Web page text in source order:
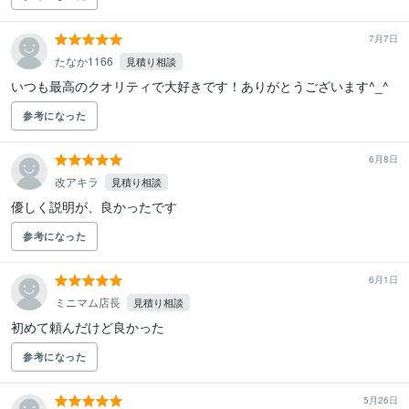
7月7日
たなか1166 見積り相談
いつも最高のクオリティで大好きです！ありがとうございます^_^
参考になった
6月8日
改アキラ 見積り相談
優しく説明が、良かったです
参考になった
6月1日
ミニマム店長 見積り相談
初めて頼んだけど良かった
参考になった
5月26日